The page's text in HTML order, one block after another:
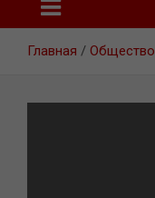
Главная Общество